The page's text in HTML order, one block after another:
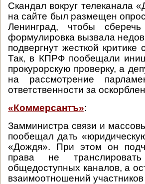
Скандал вокруг телеканала
на сайте был размещен
Ленинград, чтобы
формулировка вызвала
подвергнут жесткой
Так, в КПРФ пообещали
прокурорскую проверку, а
на рассмотрение
ответственности за
«Коммерсантъ»:
Замминистра связи и
пообещал дать
«Дождя». При этом он
права не
общедоступных каналов, а
взаимоотношений